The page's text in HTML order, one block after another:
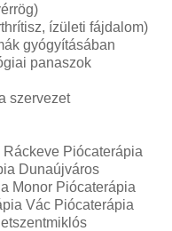
ízületi fájdalom)
gyógyításában
panaszok
szervezet
Piócaterápia
Dunaújváros
Monor Piócaterápia
Vác Piócaterápia